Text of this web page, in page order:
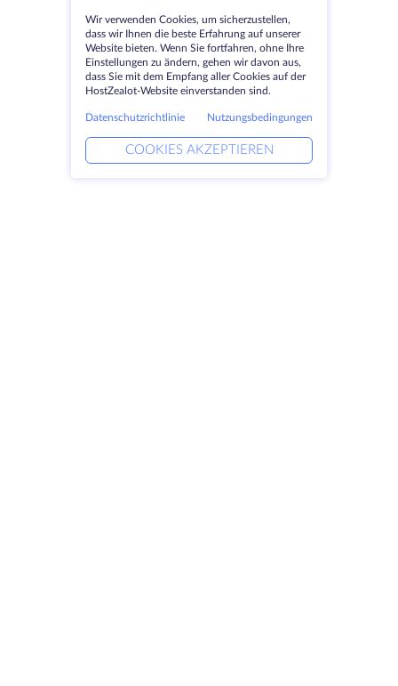
Wir verwenden Cookies, um sicherzustellen,
dass wir Ihnen die beste Erfahrung auf unserer
Website bieten. Wenn Sie fortfahren, ohne Ihre
Einstellungen zu ändern, gehen wir davon aus,
dass Sie mit dem Empfang aller Cookies auf der
HostZealot-Website einverstanden sind.
Datenschutzrichtlinie Nutzungsbedingungen
COOKIES AKZEPTIEREN